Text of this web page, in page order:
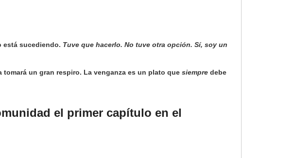
está sucediendo. Tuve que hacerlo. No tuve otra opción. Sí, soy un
tomará un gran respiro. La venganza es un plato quesiempre debe
el primer capítulo en el